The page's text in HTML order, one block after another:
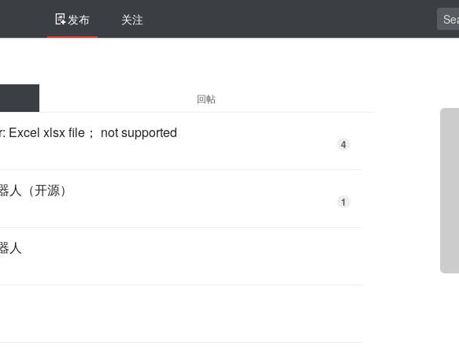
发布 关注
回帖
Excel xlsx file； not supported
4
（开源）
1
人